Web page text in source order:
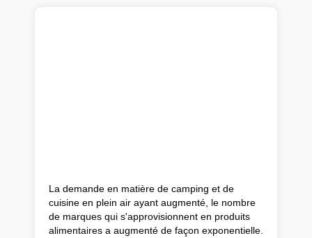
La demande en matière de camping et de
cuisine en plein air ayant augmenté, le nombre
de marques qui s'approvisionnent en produits
alimentaires a augmenté de façon exponentielle.